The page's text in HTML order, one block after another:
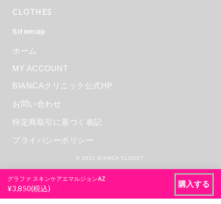
グラファ スキンケアエマルジョンAZ
¥3,850(税込) 購入する
CLOTHES
Sitemap
ホーム
MY ACCOUNT
BIANCAクリニック公式HP
お問い合わせ
特定商取引に基づく表記
プライバシーポリシー
© 2021 BIANCA CLOSET.